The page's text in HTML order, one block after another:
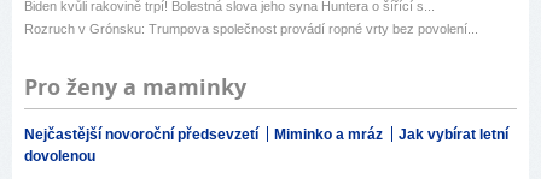
Biden kvůli rakovině trpí! Bolestná slova jeho syna Huntera o šířící s...
Rozruch v Grónsku: Trumpova společnost provádí ropné vrty bez povolení...
Pro ženy a maminky
Nejčastější novoroční předsevzetí Miminko a mráz
Jak vybírat letní
dovolenou